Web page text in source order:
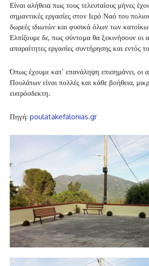
Είναι αλήθεια πως τους τελευταίους μήνες
σημαντικές εργασίες στον Ιερό Ναό του
δωρεές ιδιωτών και φυσικά όλων των
Ελπίζουμε δε, πως σύντομα θα ξεκινήσουν οι
απαραίτητες εργασίες συντήρησης και εντός
Όπως έχουμε κατ’ επανάληψη επισημάνει, οι
Πουλάτων είναι πολλές και κάθε βοήθεια,
ευπρόσδεκτη.
Πηγή: poulatakefalonias.gr